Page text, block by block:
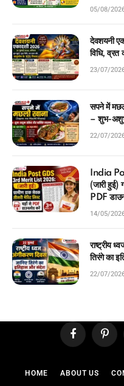
देवशयनी
विधि,
सपने में
– शुभ-अशुभ
India
(जारी हुई)
PDF
राष्ट्रीय
तिरंगे का
Facebook